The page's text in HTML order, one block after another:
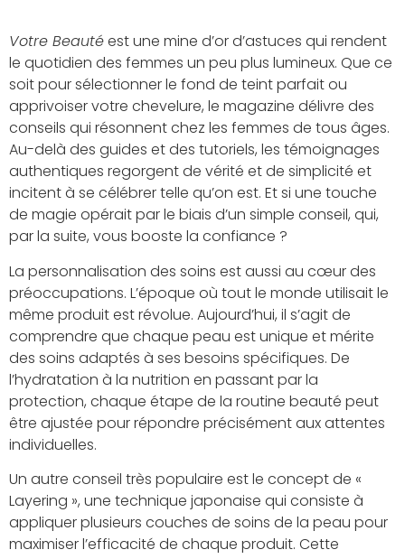
Votre Beautéest une mine d’or d’astuces qui rendent
le quotidien des femmes un peu plus lumineux. Que ce
soit pour sélectionner le fond de teint parfait ou
apprivoiser votre chevelure, le magazine délivre des
conseils qui résonnent chez les femmes de tous âges.
Au-delà des guides et des tutoriels, les témoignages
authentiques regorgent de vérité et de simplicité et
incitent à se célébrer telle qu’on est. Et si une touche
de magie opérait par le biais d’un simple conseil, qui,
par la suite, vous booste la confiance ?
La personnalisation des soins est aussi au cœur des
préoccupations. L’époque où tout le monde utilisait le
même produit est révolue. Aujourd’hui, il s’agit de
comprendre que chaque peau est unique et mérite
des soins adaptés à ses besoins spécifiques. De
l’hydratation à la nutrition en passant par la
protection, chaque étape de la routine beauté peut
être ajustée pour répondre précisément aux attentes
individuelles.
Un autre conseil très populaire est le concept de «
Layering », une technique japonaise qui consiste à
appliquer plusieurs couches de soins de la peau pour
maximiser l’efficacité de chaque produit. Cette